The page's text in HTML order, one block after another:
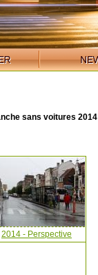
sans voitures 2014
2014 - Perspective